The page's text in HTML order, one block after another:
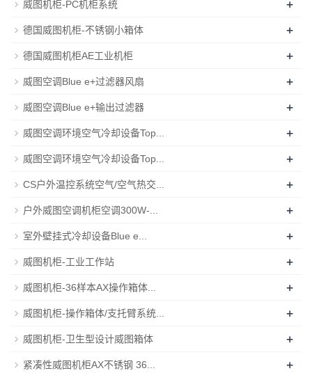
威图机柜-PC机柜系统 +
德国威图机柜-不锈钢小箱体 +
德国威图机柜AE工业机柜 +
威图空调Blue e+过滤器风扇 +
威图空调Blue e+输出过滤器 +
威图空调环境空气冷却设备Top... +
威图空调环境空气冷却设备Top... +
CS户外温控系统空气/空气热交... +
户外威图空调机柜空调300W-... +
室外壁挂式冷却设备Blue e... +
威图机柜-工业工作站 +
威图机柜-36样本AX操作箱体... +
威图机柜-操作箱体/支托臂系统... +
威图机柜-卫生型设计威图箱体 +
紧凑性威图机柜AX不锈钢 36... +